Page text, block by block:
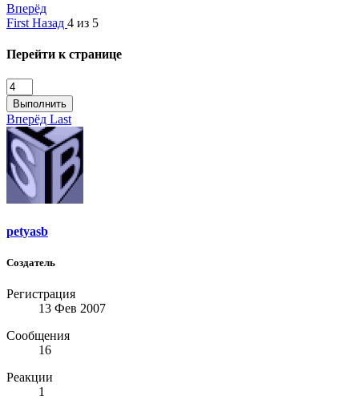
Вперёд
First Назад 4 из 5
Перейти к странице
Выполнить
Вперёд Last
petyasb
Создатель
Регистрация
13 Фев 2007
Сообщения
16
Реакции
1